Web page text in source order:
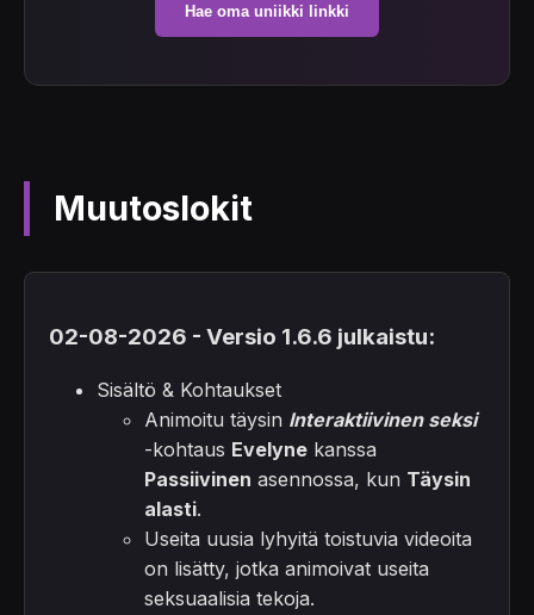
Hae oma uniikki linkki
Muutoslokit
02-08-2026 - Versio 1.6.6 julkaistu:
Sisältö & Kohtaukset
Animoitu täysin Interaktiivinen seksi
-kohtaus Evelyne kanssa
Passiivinen asennossa, kun Täysin
alasti.
Useita uusia lyhyitä toistuvia videoita
on lisätty, jotka animoivat useita
seksuaalisia tekoja.